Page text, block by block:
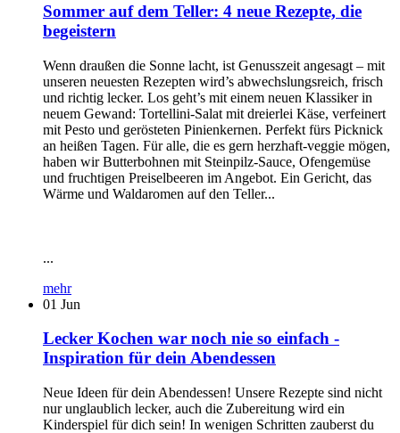
Sommer auf dem Teller: 4 neue Rezepte, die
begeistern
Wenn draußen die Sonne lacht, ist Genusszeit angesagt – mit
unseren neuesten Rezepten wird’s abwechslungsreich, frisch
und richtig lecker. Los geht’s mit einem neuen Klassiker in
neuem Gewand: Tortellini-Salat mit dreierlei Käse, verfeinert
mit Pesto und gerösteten Pinienkernen. Perfekt fürs Picknick
an heißen Tagen. Für alle, die es gern herzhaft-veggie mögen,
haben wir Butterbohnen mit Steinpilz-Sauce, Ofengemüse
und fruchtigen Preiselbeeren im Angebot. Ein Gericht, das
Wärme und Waldaromen auf den Teller...
...
mehr
01 Jun
Lecker Kochen war noch nie so einfach -
Inspiration für dein Abendessen
Neue Ideen für dein Abendessen! Unsere Rezepte sind nicht
nur unglaublich lecker, auch die Zubereitung wird ein
Kinderspiel für dich sein! In wenigen Schritten zauberst du